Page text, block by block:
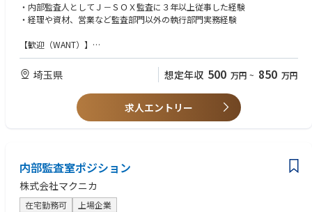
・Ｊ－ＳＯＸ監査法人監査対応（全般統制・個別財務・業務処理⇒ＷＴ・
⇒計画・日程調整・通知・実監査・結果報告・調書作成・内部監査報告書
【サブ業務】
・部内運営支援業務
⇒監査業務効率化支援、グループ教育活動、社内委員会委員など
作成支援など
・内部監査人としてＪ－ＳＯＸ監査に３年以上従事した経験
・経理や資材、営業など監査部門以外の執行部門実務経験
【歓迎（WANT）】
・内部監査士（ＱＩＡ)資格取得者
・公認内部監査人（ＣＩＡ）
・公認情報システム監査人（ＣＩＳＡ）
埼玉県 想定年収 500 万円 ~ 850 万円
求人エントリー
内部監査室ポジション
株式会社マクニカ
在宅勤務可 上場企業